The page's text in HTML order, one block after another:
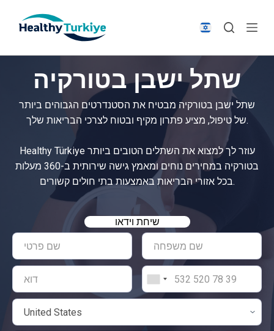
p
e
שתל ישבן בטורקיה
שתל ישבן בטורקיה מבטיח את הסטנדרטים הגבוהים ביותר
של טיפול, מציע פתרון מקיף ובטוח לצרכי הבריאות שלך.
Healthy Türkiye עוזר לך למצוא את השתלים הטובים ביותר
בטורקיה במחירים נוחים ומאמץ גישה שירותית ב-360 מעלות
בכל אזורי הבריאות באמצעות בתי חולים קשורים.
שיחת וידאו